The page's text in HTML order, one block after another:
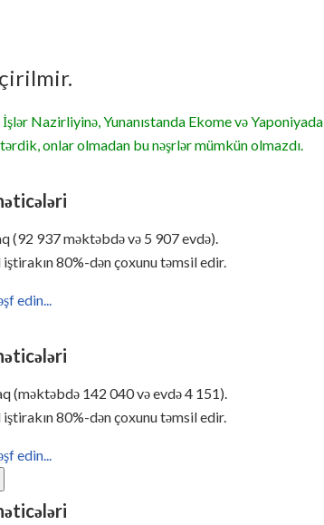
Nazirliyinə, Yunanıstanda Ekome və Yaponiyada
onlar olmadan bu nəşrlər mümkün olmazdı.
(92 937 məktəbdə və 5 907 evdə).
80%-dən çoxunu təmsil edir.
edin...
(məktəbdə 142 040 və evdə 4 151).
80%-dən çoxunu təmsil edir.
edin...